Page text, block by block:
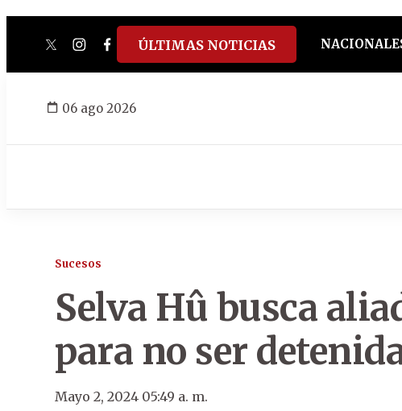
twitterinstagram
facebook
tiktokyoutube
spotify
ÚLTIMAS NOTICIAS
06 ago 2026
Sucesos
Selva Hû busca
para no ser
Mayo 2, 2024 05:49 a. m.